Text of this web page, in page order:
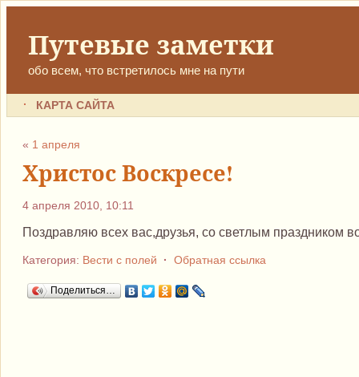
Путевые заметки
обо всем, что встретилось мне на пути
КАРТА САЙТА
« 1 апреля
Христос Воскресе!
4 апреля 2010, 10:11
Поздравляю всех вас,друзья, со светлым праздником
Категория: Вести с полей ·Обратная ссылка
Поделиться…